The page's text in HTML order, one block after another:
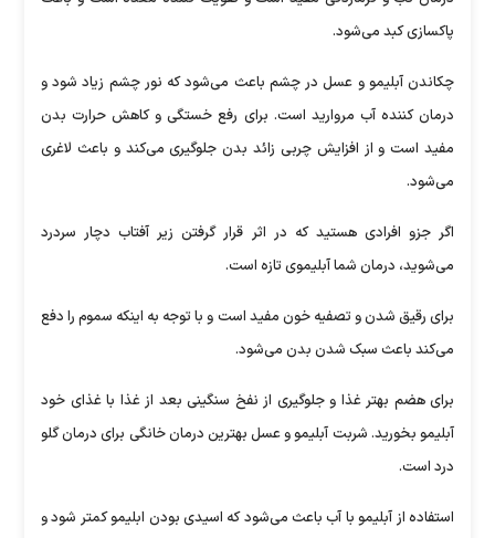
پاکسازی کبد می‌شود.
چکاندن آبلیمو و عسل در چشم باعث می‌شود که نور چشم زیاد شود و
درمان کننده آب مروارید است. برای رفع خستگی و کاهش حرارت بدن
مفید است و از افزایش چربی زائد بدن جلوگیری می‌کند و باعث لاغری
می‌شود.
اگر جزو افرادی هستید که در اثر قرار گرفتن زیر آفتاب دچار سردرد
می‌شوید، درمان شما آبلیموی تازه است.
برای رقیق شدن و تصفیه خون مفید است و با توجه به اینکه سموم را دفع
می‌کند باعث سبک شدن بدن می‌شود.
برای هضم بهتر غذا و جلوگیری از نفخ سنگینی بعد از غذا با غذای خود
آبلیمو بخورید. شربت آبلیمو و عسل بهترین درمان خانگی برای درمان گلو
درد است.
استفاده از آبلیمو با آب باعث می‌شود که اسیدی بودن ابلیمو کمتر شود و